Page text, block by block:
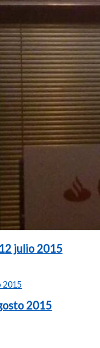
julio 2015
2015